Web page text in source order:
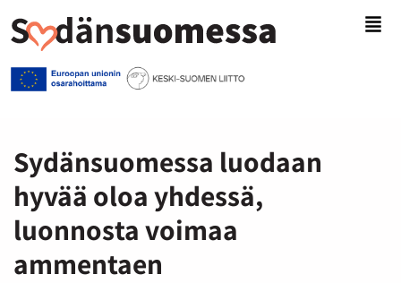
Siirry
suoraan
Sydänsuomessa luodaan
hyvää oloa yhdessä,
luonnosta voimaa
ammentaen